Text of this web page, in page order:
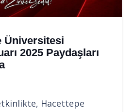
Üniversitesi
2025 Paydaşları
Hacettepe